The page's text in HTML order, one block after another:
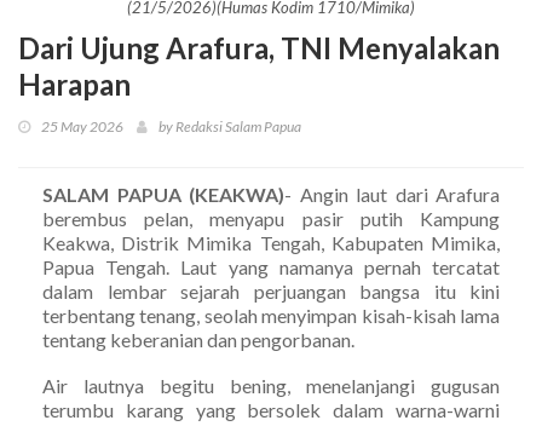
(21/5/2026)(Humas Kodim 1710/Mimika)
Dari Ujung Arafura, TNI Menyalakan
Harapan
25 May 2026 by Redaksi Salam Papua
SALAM PAPUA (KEAKWA)- Angin laut dari Arafura
berembus pelan, menyapu pasir putih Kampung
Keakwa, Distrik Mimika Tengah, Kabupaten Mimika,
Papua Tengah. Laut yang namanya pernah tercatat
dalam lembar sejarah perjuangan bangsa itu kini
terbentang tenang, seolah menyimpan kisah-kisah lama
tentang keberanian dan pengorbanan.
Air lautnya begitu bening, menelanjangi gugusan
terumbu karang yang bersolek dalam warna-warni